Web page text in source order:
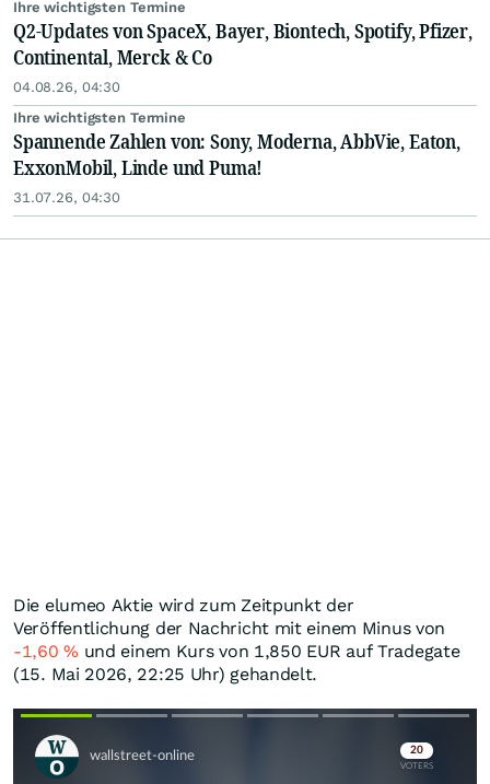
Ihre wichtigsten Termine
Q2-Updates von SpaceX, Bayer, Biontech, Spotify, Pfizer,
Continental, Merck & Co
04.08.26, 04:30
Ihre wichtigsten Termine
Spannende Zahlen von: Sony, Moderna, AbbVie, Eaton,
ExxonMobil, Linde und Puma!
31.07.26, 04:30
Die elumeo Aktie wird zum Zeitpunkt der
Veröffentlichung der Nachricht mit einem Minus von
-1,60% und einem Kurs von 1,850 EUR auf Tradegate
(15. Mai 2026, 22:25 Uhr) gehandelt.
Skip